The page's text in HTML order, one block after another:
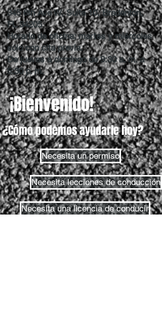
345 6th Ave W, Suite 10, Bradenton,
FL 34205
Horario de oficina: martes y miércoles
solo con cita previa.
De jueves a domingo de 9:30 a. m. a
5:30 p. m.
¡Bienvenido!
¿Cómo podemos ayudarle hoy?
Necesita un permiso
Necesita lecciones de conducción
Necesita una licencia de conducir